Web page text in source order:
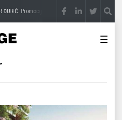
ĐURIĆ: Promocija potencijal pretvara u destinaciju
☰